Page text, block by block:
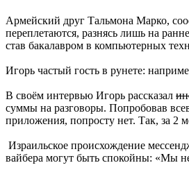
Армейский друг Тальмона Марко,
переплетаются, разнясь лишь на
став бакалавром в компьютерных
Игорь частый гость в рунете:
В своём интервью Игорь рассказал
суммы на разговоры. Попробовав в
приложения, попросту нет. Так, за 2
Израильское происхождение
вайбера могут быть спокойны: «Мы не